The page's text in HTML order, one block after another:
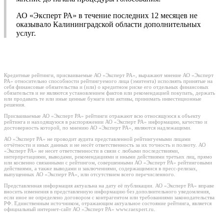
АО «Эксперт РА» в течение последних 12 месяцев не
оказывало Калининградской области дополнительных
услуг.
Кредитные рейтинги, присваиваемые АО «Эксперт РА», выражают мнение АО «Эксперт
РА» относительно способности рейтингуемого лица (эмитента) исполнять принятые на
себя финансовые обязательства и (или) о кредитном риске его отдельных финансовых
обязательств и не являются установлением фактов или рекомендацией покупать, держать
или продавать те или иные ценные бумаги или активы, принимать инвестиционные
решения.
Присваиваемые АО «Эксперт РА» рейтинги отражают всю относящуюся к объекту
рейтинга и находящуюся в распоряжении АО «Эксперт РА» информацию, качество и
достоверность которой, по мнению АО «Эксперт РА», являются надлежащими.
АО «Эксперт РА» не проводит аудита представленной рейтингуемыми лицами
отчётности и иных данных и не несёт ответственность за их точность и полноту. АО
«Эксперт РА» не несет ответственности в связи с любыми последствиями,
интерпретациями, выводами, рекомендациями и иными действиями третьих лиц, прямо
или косвенно связанными с рейтингом, совершенными АО «Эксперт РА» рейтинговыми
действиями, а также выводами и заключениями, содержащимися в пресс-релизах,
выпущенных АО «Эксперт РА», или отсутствием всего перечисленного.
Представленная информация актуальна на дату её публикации. АО «Эксперт РА» вправе
вносить изменения в представленную информацию без дополнительного уведомления,
если иное не определено договором с контрагентом или требованиями законодательства
РФ. Единственным источником, отражающим актуальное состояние рейтинга, является
официальный интернет-сайт АО «Эксперт РА» www.raexpert.ru.